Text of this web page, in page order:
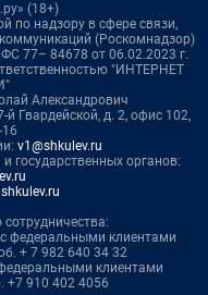
(18+)
по надзору в сфере связи,
(Роскомнадзор)
77– 84678 от 06.02.2023 г.
"ИНТЕРНЕТ
Александрович
й Гвардейской, д. 2, офис 102,
v1@shkulev.ru
государственных органов:
федеральными клиентами
+ 7 982 640 34 32
клиентами
+7 910 402 4056